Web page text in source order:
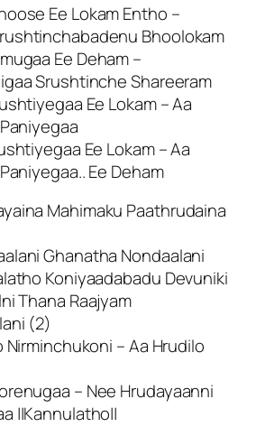
Ee Lokam Entho –
Bhoolokam
Ee Deham –
Srushtinche Shareeram
Ee Lokam – Aa
Ee Lokam – Aa
Ee Deham
Mahimaku Paathrudaina
Ghanatha Nondaalani
Koniyaadabadu Devuniki
Thana Raajyam
(2)
Nirminchukoni – Aa Hrudilo
– Nee Hrudayaanni
||Kannulatho||